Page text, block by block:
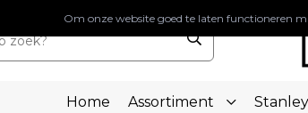
Home Assortiment
Om onze website goed te laten functioneren